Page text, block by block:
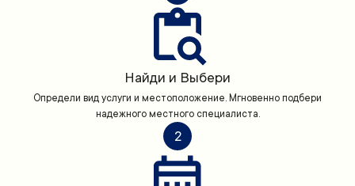
Найди и Выбери
Определи вид услуги и местоположение. Мгновенно подбери
надежного местного специалиста.
2